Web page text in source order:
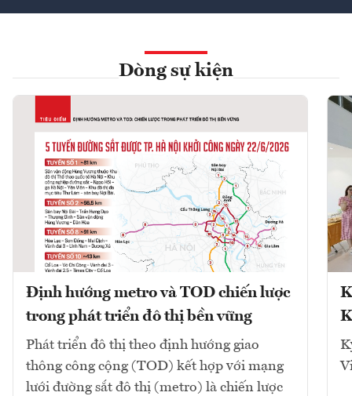
Dòng sự kiện
Định hướng metro và TOD chiến lược
trong phát triển đô thị bền vững
Phát triển đô thị theo định hướng giao
thông công cộng (TOD) kết hợp với mạng
lưới đường sắt đô thị (metro) là chiến lược